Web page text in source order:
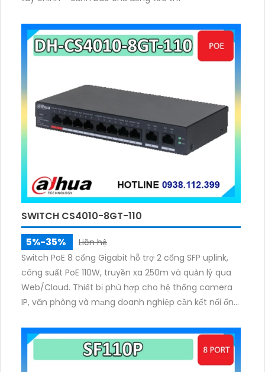
SWITCH CS4010-8GT-110
5%-35%
Liên hệ
Switch PoE 8 cổng Gigabit hỗ trợ 2 cổng SFP uplink,
công suất PoE 110W, truyền xa 250m và quản lý qua
Web/Cloud. Thiết bị phù hợp cho hệ thống camera
IP, văn phòng và mạng doanh nghiệp cần kết nối ổn